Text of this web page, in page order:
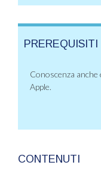
PREREQUISITI
Conoscenza
Apple.
CONTENUTI